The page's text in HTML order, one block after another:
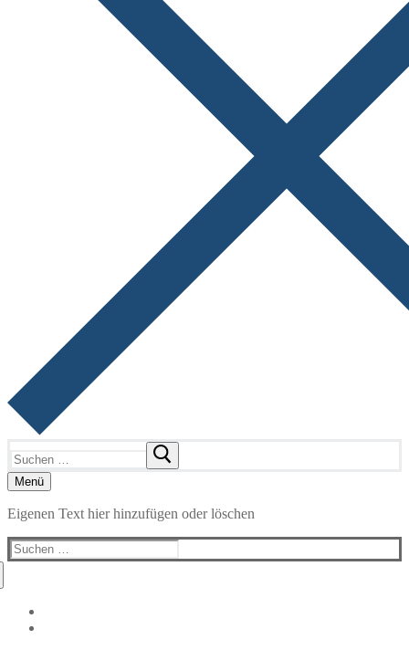
nach:
Menü
Eigenen Text hier hinzufügen oder löschen
Suchen
nach: